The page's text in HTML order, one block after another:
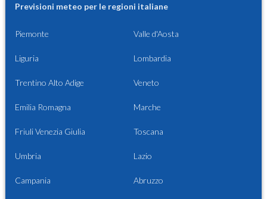
Previsioni meteo per le regioni italiane
Piemonte Valle d'Aosta
Liguria Lombardia
Trentino Alto Adige Veneto
Emilia Romagna Marche
Friuli Venezia Giulia Toscana
Umbria Lazio
Campania Abruzzo